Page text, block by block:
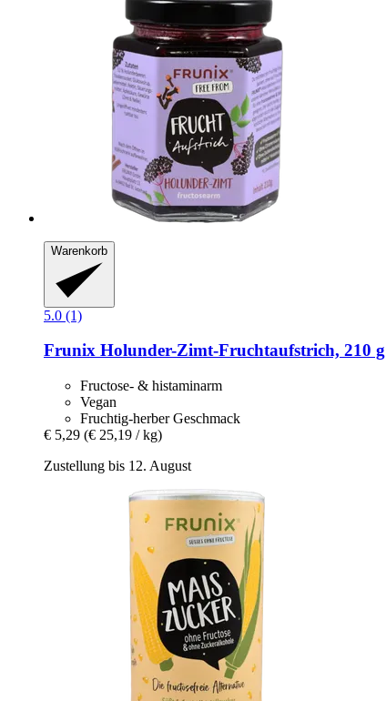
Warenkorb
5.0 (1)
Frunix Holunder-​Zimt-​Fruchtaufstrich, 210 g
Fructose- & histaminarm
Vegan
Fruchtig-herber Geschmack
€ 5,29 (€ 25,19 / kg)
Zustellung bis 12. August